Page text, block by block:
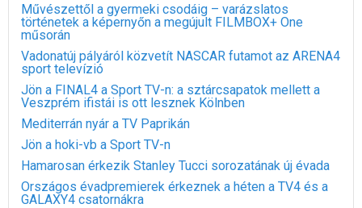
Művészettől a gyermeki csodáig – varázslatos
történetek a képernyőn a megújult FILMBOX+ One
műsorán
Vadonatúj pályáról közvetít NASCAR futamot az ARENA4
sport televízió
Jön a FINAL4 a Sport TV-n: a sztárcsapatok mellett a
Veszprém ifistái is ott lesznek Kölnben
Mediterrán nyár a TV Paprikán
Jön a hoki-vb a Sport TV-n
Hamarosan érkezik Stanley Tucci sorozatának új évada
Országos évadpremierek érkeznek a héten a TV4 és a
GALAXY4 csatornákra